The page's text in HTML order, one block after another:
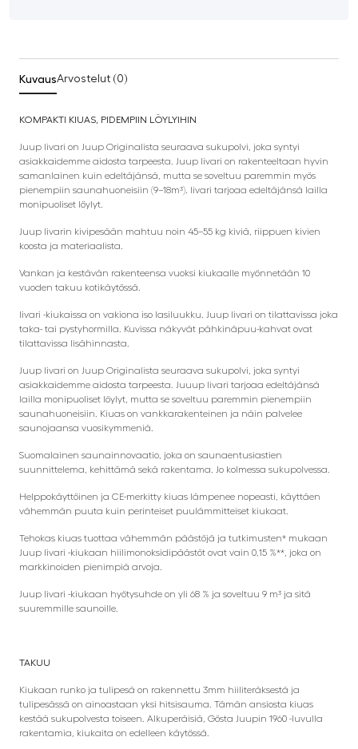
KuvausArvostelut (0)
KOMPAKTI KIUAS, PIDEMPIIN LÖYLYIHIN
Juup Iivari on Juup Originalista seuraava sukupolvi, joka syntyi
asiakkaidemme aidosta tarpeesta. Juup Iivari on rakenteeltaan hyvin
samanlainen kuin edeltäjänsä, mutta se soveltuu paremmin myös
pienempiin saunahuoneisiin (9–18m³). Iivari tarjoaa edeltäjänsä lailla
monipuoliset löylyt.
Juup Iivarin kivipesään mahtuu noin 45–55 kg kiviä, riippuen kivien
koosta ja materiaalista.
Vankan ja kestävän rakenteensa vuoksi kiukaalle myönnetään 10
vuoden takuu kotikäytössä.
Iivari -kiukaissa on vakiona iso lasiluukku. Juup Iivari on tilattavissa joka
taka- tai pystyhormilla. Kuvissa näkyvät pähkinäpuu-kahvat ovat
tilattavissa lisähinnasta.
Juup Iivari on Juup Originalista seuraava sukupolvi, joka syntyi
asiakkaidemme aidosta tarpeesta. Juuup Iivari tarjoaa edeltäjänsä
lailla monipuoliset löylyt, mutta se soveltuu paremmin pienempiin
saunahuoneisiin. Kiuas on vankkarakenteinen ja näin palvelee
saunojaansa vuosikymmeniä.
Suomalainen saunainnovaatio, joka on saunaentusiastien
suunnittelema, kehittämä sekä rakentama. Jo kolmessa sukupolvessa.
Helppokäyttöinen ja CE-merkitty kiuas lämpenee nopeasti, käyttäen
vähemmän puuta kuin perinteiset puulämmitteiset kiukaat.
Tehokas kiuas tuottaa vähemmän päästöjä ja tutkimusten* mukaan
Juup Iivari -kiukaan hiilimonoksidipäästöt ovat vain 0,15 %**, joka on
markkinoiden pienimpiä arvoja.
Juup Iivari -kiukaan hyötysuhde on yli 68 % ja soveltuu 9 m³ ja sitä
suuremmille saunoille.
TAKUU
Kiukaan runko ja tulipesä on rakennettu 3mm hiiliteräksestä ja
tulipesässä on ainoastaan yksi hitsisauma. Tämän ansiosta kiuas
kestää sukupolvesta toiseen. Alkuperäisiä, Gösta Juupin 1960 -luvulla
rakentamia, kiukaita on edelleen käytössä.